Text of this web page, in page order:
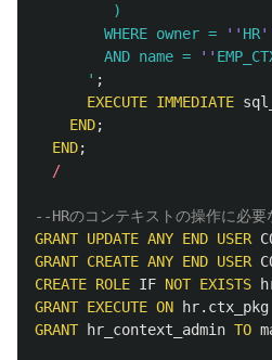
         )
        WHERE owner =
'' HR
        AND name =
''
      '
;
EXECUTE IMMEDIATE
END;
END;
/
--HRのコンテキストの操作に必
GRANT UPDATE ANY END USER
GRANT CREATE ANY END USER
CREATE ROLE IF NOT EXISTS
GRANT EXECUTE ON hr. ctx_pkg
GRANT
hr_context_admin TO